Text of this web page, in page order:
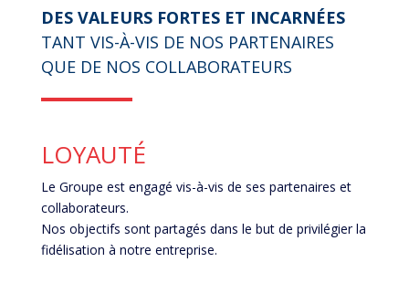
DES VALEURS FORTES ET INCARNÉES
TANT VIS-À-VIS DE NOS PARTENAIRES
QUE DE NOS COLLABORATEURS
LOYAUTÉ
Le Groupe est engagé vis-à-vis de ses partenaires et
collaborateurs.
Nos objectifs sont partagés dans le but de privilégier la
fidélisation à notre entreprise.